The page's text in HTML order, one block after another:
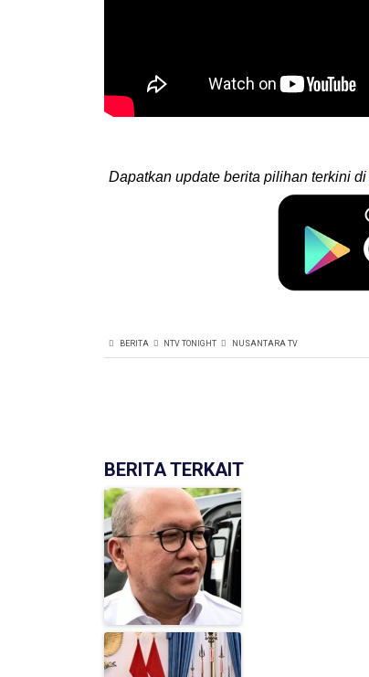
Dapatkan update berita pilihan terkini di
BERITA NTV TONIGHT NUSANTARA TV
BERITA TERKAIT